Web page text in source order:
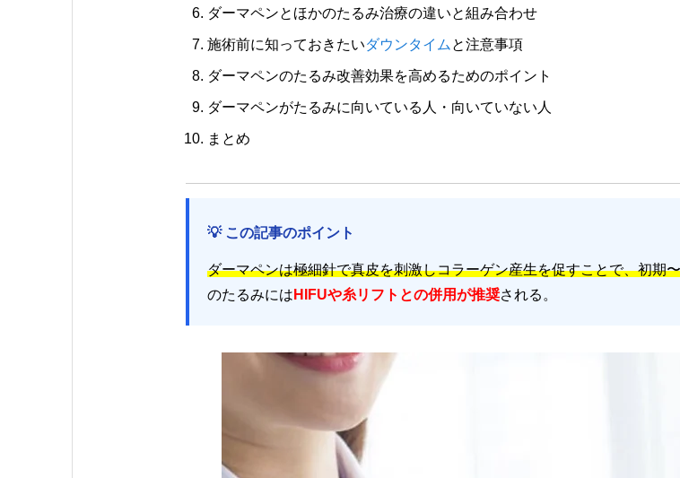
ダーマペンとほかのたるみ治療の違いと組み合わせ
施術前に知っておきたいダウンタイム と注意事項
ダーマペンのたるみ改善効果を高めるためのポイント
ダーマペンがたるみに向いている人・向いていない人
まとめ
💡 この記事のポイント
ダーマペンは極細針で真皮を刺激しコラーゲン産生を促すことで、初期
のたるみには HIFUや糸リフトとの併用が推奨される。